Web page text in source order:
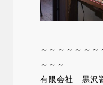
～～～～～～～
～～～
有限会社 黒沢